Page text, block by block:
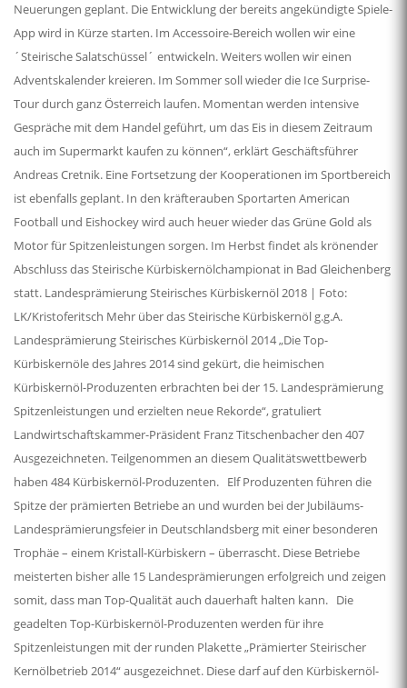
Neuerungen geplant. Die Entwicklung der bereits angekündigte Spiele-
App wird in Kürze starten. Im Accessoire-Bereich wollen wir eine
´Steirische Salatschüssel´ entwickeln. Weiters wollen wir einen
Adventskalender kreieren. Im Sommer soll wieder die Ice Surprise-
Tour durch ganz Österreich laufen. Momentan werden intensive
Gespräche mit dem Handel geführt, um das Eis in diesem Zeitraum
auch im Supermarkt kaufen zu können“, erklärt Geschäftsführer
Andreas Cretnik. Eine Fortsetzung der Kooperationen im Sportbereich
ist ebenfalls geplant. In den kräfterauben Sportarten American
Football und Eishockey wird auch heuer wieder das Grüne Gold als
Motor für Spitzenleistungen sorgen. Im Herbst findet als krönender
Abschluss das Steirische Kürbiskernölchampionat in Bad Gleichenberg
statt. Landesprämierung Steirisches Kürbiskernöl 2018 | Foto:
LK/Kristoferitsch Mehr über das Steirische Kürbiskernöl g.g.A.
Landesprämierung Steirisches Kürbiskernöl 2014 „Die Top-
Kürbiskernöle des Jahres 2014 sind gekürt, die heimischen
Kürbiskernöl-Produzenten erbrachten bei der 15. Landesprämierung
Spitzenleistungen und erzielten neue Rekorde“, gratuliert
Landwirtschaftskammer-Präsident Franz Titschenbacher den 407
Ausgezeichneten. Teilgenommen an diesem Qualitätswettbewerb
haben 484 Kürbiskernöl-Produzenten. Elf Produzenten führen die
Spitze der prämierten Betriebe an und wurden bei der Jubiläums-
Landesprämierungsfeier in Deutschlandsberg mit einer besonderen
Trophäe – einem Kristall-Kürbiskern – überrascht. Diese Betriebe
meisterten bisher alle 15 Landesprämierungen erfolgreich und zeigen
somit, dass man Top-Qualität auch dauerhaft halten kann. Die
geadelten Top-Kürbiskernöl-Produzenten werden für ihre
Spitzenleistungen mit der runden Plakette „Prämierter Steirischer
Kernölbetrieb 2014“ ausgezeichnet. Diese darf auf den Kürbiskernöl-